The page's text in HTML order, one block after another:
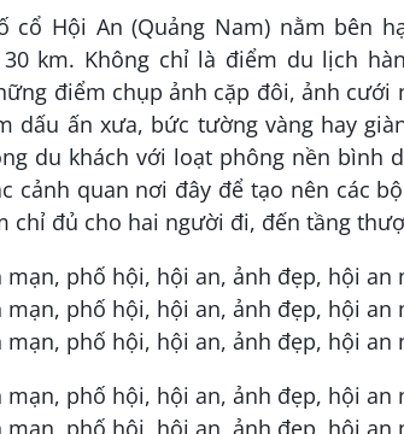
cổ Hội An (Quảng Nam) nằm bên
30 km. Không chỉ là điểm du lịch
điểm chụp ảnh cặp đôi, ảnh cưới
dấu ấn xưa, bức tường vàng hay
du khách với loạt phông nền bình
cảnh quan nơi đây để tạo nên các
chỉ đủ cho hai người đi, đến tầng